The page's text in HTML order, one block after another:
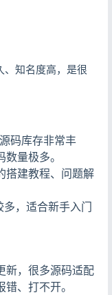
、知名度高，是很
码库存非常丰
量极多。
搭建教程、问题解
，适合新手入门
新，很多源码适配
、打不开。